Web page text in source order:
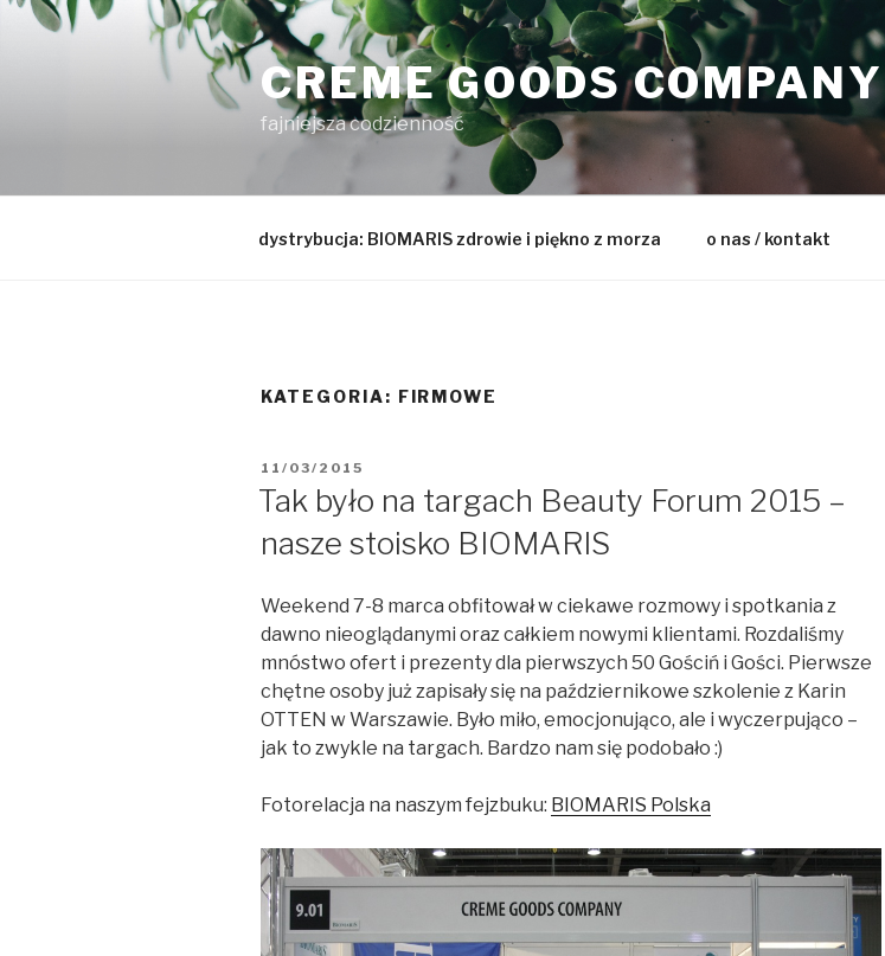
Przejdź
CREME GOODS COMPANY
fajniejsza codzienność
dystrybucja: BIOMARIS zdrowie i piękno z morza o nas / kontakt
KATEGORIA: FIRMOWE
OPUBLIKOWANE
11/03/2015
Tak było na targach Beauty Forum 2015 –
nasze stoisko BIOMARIS
Weekend 7-8 marca obfitował w ciekawe rozmowy i spotkania z
dawno nieoglądanymi oraz całkiem nowymi klientami. Rozdaliśmy
mnóstwo ofert i prezenty dla pierwszych 50 Gościń i Gości. Pierwsze
chętne osoby już zapisały się na październikowe szkolenie z Karin
OTTEN w Warszawie. Było miło, emocjonująco, ale i wyczerpująco –
jak to zwykle na targach. Bardzo nam się podobało :)
Fotorelacja na naszym fejzbuku: BIOMARIS Polska